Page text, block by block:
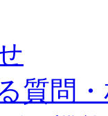
質問